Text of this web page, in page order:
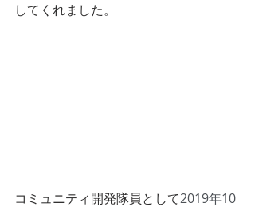
してくれました。
コミュニティ開発隊員として2019年10